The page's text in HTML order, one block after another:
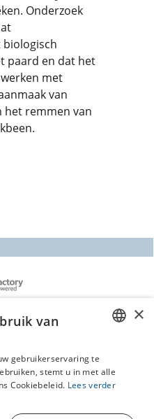
Onderzoek
paard en dat het
met
van
het remmen van
met
webwinkel
GERMAN
van
gebruikerservaring te
stemt u in met alle
Cookiebeleid. Lees verder